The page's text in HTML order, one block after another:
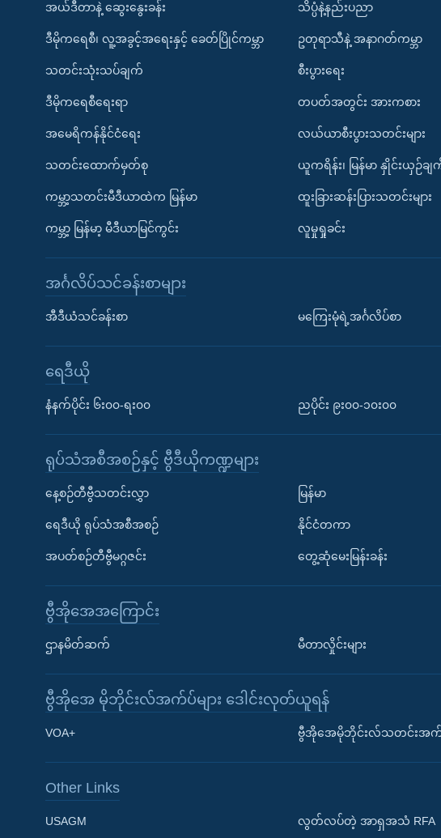
Learning English
အယ်ဒီတာနဲ့ ဆွေးနွေးခန်း
ဒီမိုကရေစီ၊ လူ့အခွင့်အရေးနှင့် ခေတ်ပြိုင်ကမ္ဘာ
သတင်းသုံးသပ်ချက်
ဒီမိုကရေစီရေးရာ
အမေရိကန်နိုင်ငံရေး
သတင်းထောက်မှတ်စု
ကမ္ဘာ့သတင်းမီဒီယာထဲက မြန်မာ
ကမ္ဘာ့ မြန်မာ့ မီဒီယာမြင်ကွင်း
သိပ္ပံနဲ့နည်းပညာ
ဥတုရာသီနဲ့ အနာဂတ်ကမ္ဘာ
စီးပွားရေး
တပတ်အတွင်း အားကစား
လယ်ယာစီးပွားသတင်းများ
ယူကရိန်း၊ မြန်မာ နှိုင်းယှဉ်ချ
ထူးခြားဆန်းပြားသတင်းများ
လူမှုရှုခင်း
အင်္ဂလိပ်သင်ခန်းစာများ
အီဒီယံသင်ခန်းစာ မကြေးမုံရဲ့အင်္ဂလိပ်စာ
ရေဒီယို
နံနက်ပိုင်း ၆း၀၀-ရး၀၀ ညပိုင်း ၉း၀၀-၁၀း၀၀
ရုပ်သံအစီအစဉ်နှင့် ဗွီဒီယိုကဏ္ဍများ
နေ့စဉ်တီဗွီသတင်းလွှာ
ရေဒီယို ရုပ်သံအစီအစဉ်
အပတ်စဉ်တီဗွီမဂ္ဂဇင်း
မြန်မာ
နိုင်ငံတကာ
တွေ့ဆုံမေးမြန်းခန်း
ဗွီအိုအေအကြောင်း
ဌာနမိတ်ဆက် မီတာလှိုင်းများ
ဗွီအိုအေ မိုဘိုင်းလ်အက်ပ်များ ဒေါင်းလုတ်ယူရန်
VOA+ ဗွီအိုအေမိုဘိုင်းလ်သတင်းအက်
Other Links
USAGM လွတ်လပ်တဲ့ အာရှအသံ RFA